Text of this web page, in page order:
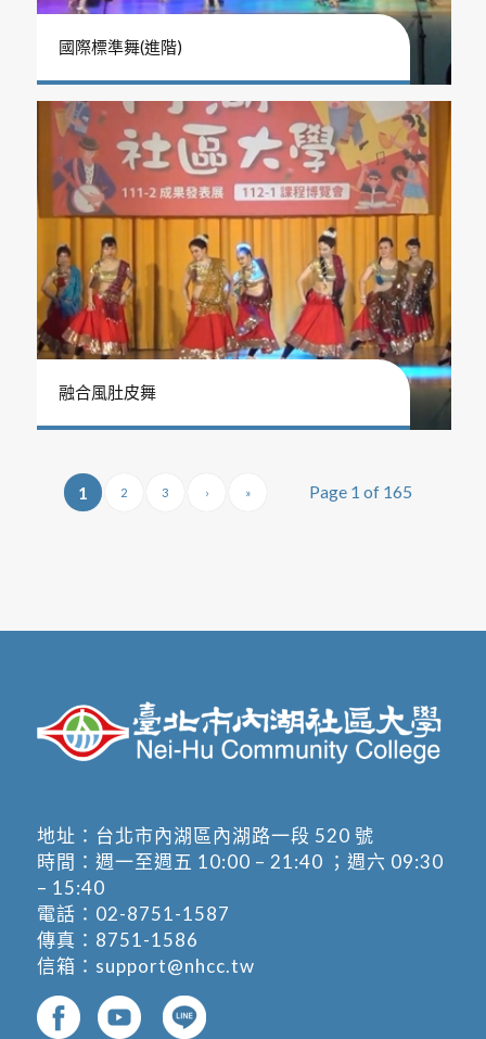
國際標準舞(進階)
融合風肚皮舞
Page 1 of 165
1 2 3 › »
地址： 台北市內湖區內湖路一段 520 號
時間：週一至週五 10:00 – 21:40 ；週六 09:30
– 15:40
電話： 02-8751-1587
傳真：8751-1586
信箱： support@nhcc.tw